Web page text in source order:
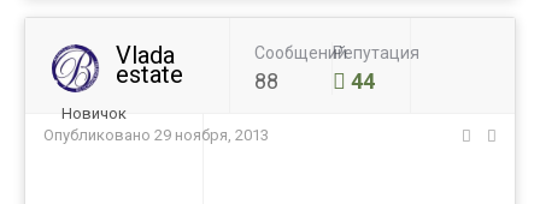
Vlada
estate
Новичок
Сообщений
88
Репутация
44
Опубликовано 29 ноября, 2013